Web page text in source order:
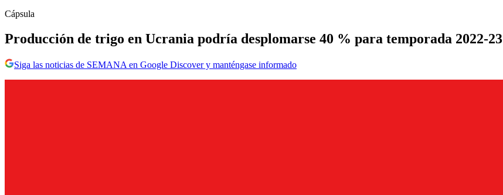
Cápsula
Producción de trigo en Ucrania podría desplomarse 40 % para temporada 2022-23
Siga las noticias de SEMANA en Google Discover y manténgase informado